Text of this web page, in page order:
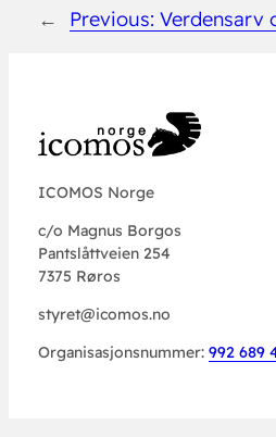
←
Previous: Verdensarv
ICOMOS Norge
c/o Magnus Borgos
Pantslåttveien 254
7375 Røros
styret@icomos.no
Organisasjonsnummer: 992 689